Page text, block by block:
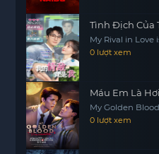
Tình Địch Của
My Rival in Love
0 lượt xem
Máu Em Là
My Golden Blood
0 lượt xem